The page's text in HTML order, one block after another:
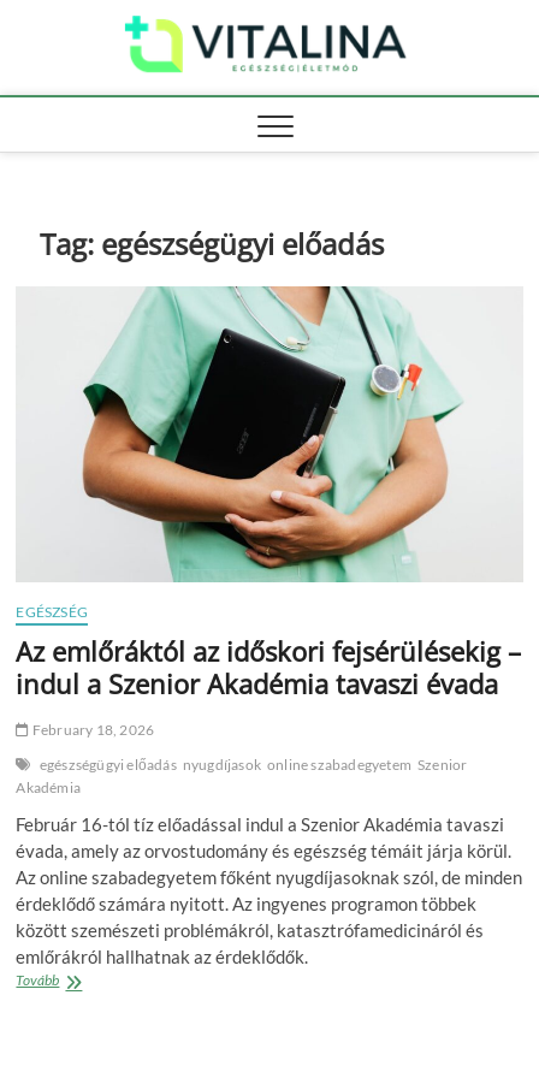
Tag: egészségügyi előadás
EGÉSZSÉG
Az emlőráktól az időskori fejsérülésekig –
indul a Szenior Akadémia tavaszi évada
February 18, 2026
egészségügyi előadás nyugdíjasok online szabadegyetem Szenior
Akadémia
Február 16-tól tíz előadással indul a Szenior Akadémia tavaszi
évada, amely az orvostudomány és egészség témáit járja körül.
Az online szabadegyetem főként nyugdíjasoknak szól, de minden
érdeklődő számára nyitott. Az ingyenes programon többek
között szemészeti problémákról, katasztrófamedicináról és
emlőrákról hallhatnak az érdeklődők.
TovábbAz